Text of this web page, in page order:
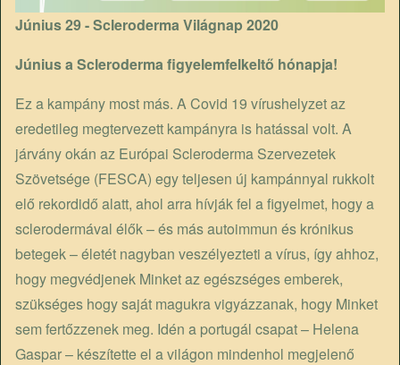
Június 29 - Scleroderma Világnap 2020
Június a Scleroderma figyelemfelkeltő hónapja!
Ez a kampány most más. A Covid 19 vírushelyzet az
eredetileg megtervezett kampányra is hatással volt. A
járvány okán az Európai Scleroderma Szervezetek
Szövetsége (FESCA) egy teljesen új kampánnyal rukkolt
elő rekordidő alatt, ahol arra hívják fel a figyelmet, hogy a
sclerodermával élők – és más autoimmun és krónikus
betegek – életét nagyban veszélyezteti a vírus, így ahhoz,
hogy megvédjenek Minket az egészséges emberek,
szükséges hogy saját magukra vigyázzanak, hogy Minket
sem fertőzzenek meg. Idén a portugál csapat – Helena
Gaspar – készítette el a világon mindenhol megjelenő